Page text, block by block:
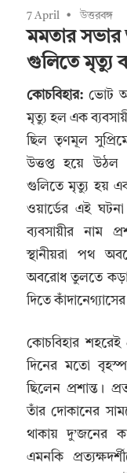
7 April উত্তরবঙ্গ
মমতার সভার
গুলিতে মৃত্যু
কোচবিহার: ভোট
মৃত্যু হল এক
ছিল তৃণমূল
উত্তপ্ত হয়ে উঠল
গুলিতে মৃত্যু হয় এক
ওয়ার্ডের এই
ব্যবসায়ীর নাম
স্থানীয়রা পথ
অবরোধ তুলতে কড়া
দিতে
কোচবিহার শহরেই
দিনের মতো
ছিলেন প্রশান্ত।
তাঁর দোকানের
থাকায় দু’জনের
এমনকি